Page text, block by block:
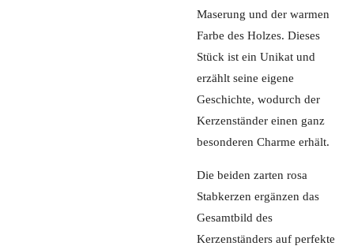
Maserung und der warmen
Farbe des Holzes. Dieses
Stück ist ein Unikat und
erzählt seine eigene
Geschichte, wodurch der
Kerzenständer einen ganz
besonderen Charme erhält.
Die beiden zarten rosa
Stabkerzen ergänzen das
Gesamtbild des
Kerzenständers auf perfekte